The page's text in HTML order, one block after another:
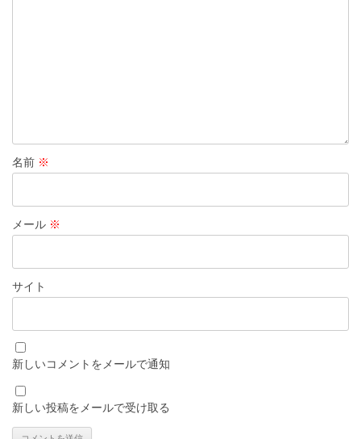
名前 ※
メール ※
サイト
新しいコメントをメールで通知
新しい投稿をメールで受け取る